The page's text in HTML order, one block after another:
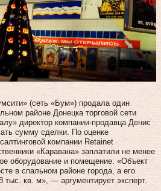
(сеть «Бум») продала один
районе Донецка торговой сети
директор компании-продавца Денис
сумму сделки. По оценке
компании Retainet
«Каравана» заплатили не менее
оборудование и помещение. «Объект
в спальном районе города, а его
тыс. кв. м», — аргументирует эксперт.